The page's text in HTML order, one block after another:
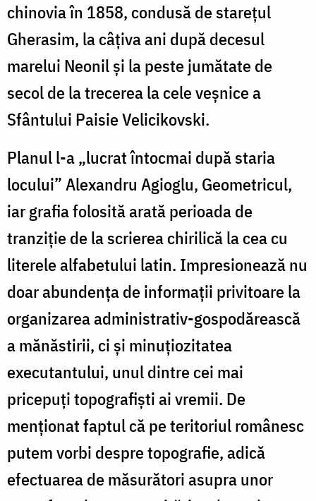
chinovia în 1858, condusă de starețul
Gherasim, la câțiva ani după decesul
marelui Neonil și la peste jumătate de
secol de la trecerea la cele veșnice a
Sfântului Paisie Velicikovski.
Planul l-a „lucrat întocmai după staria
locului” Alexandru Agioglu, Geometricul,
iar grafia folosită arată perioada de
tranziție de la scrierea chirilică la cea cu
literele alfabetului latin. Impresionează nu
doar abundența de informații privitoare la
organizarea administrativ-gospodărească
a mănăstirii, ci și minuțiozitatea
executantului, unul dintre cei mai
pricepuți topografiști ai vremii. De
menționat faptul că pe teritoriul românesc
putem vorbi despre topografie, adică
efectuarea de măsurători asupra unor